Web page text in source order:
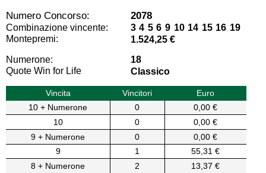
Numero Concorso: 2078
Combinazione vincente:
3 4 5 6 9 10 14 15 16 19
Montepremi:
1.524,25 €
Numerone:
18
Quote Win for Life
Classico
Vincita Vincitori
Euro
10 + Numerone
0
0,00 €
10
0
0,00 €
9 + Numerone
0
0,00 €
9
1
55,31 €
8 + Numerone
2
13,37 €